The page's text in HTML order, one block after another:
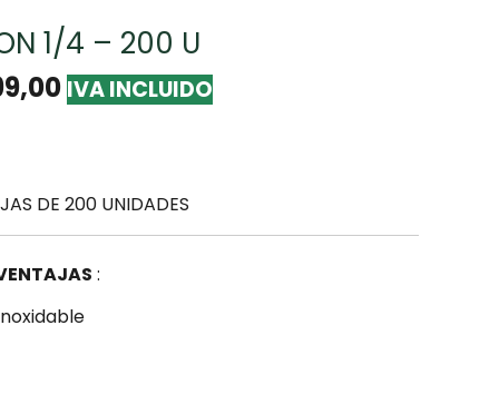
1/4 – 200 U
IVA INCLUIDO
DE 200 UNIDADES
: